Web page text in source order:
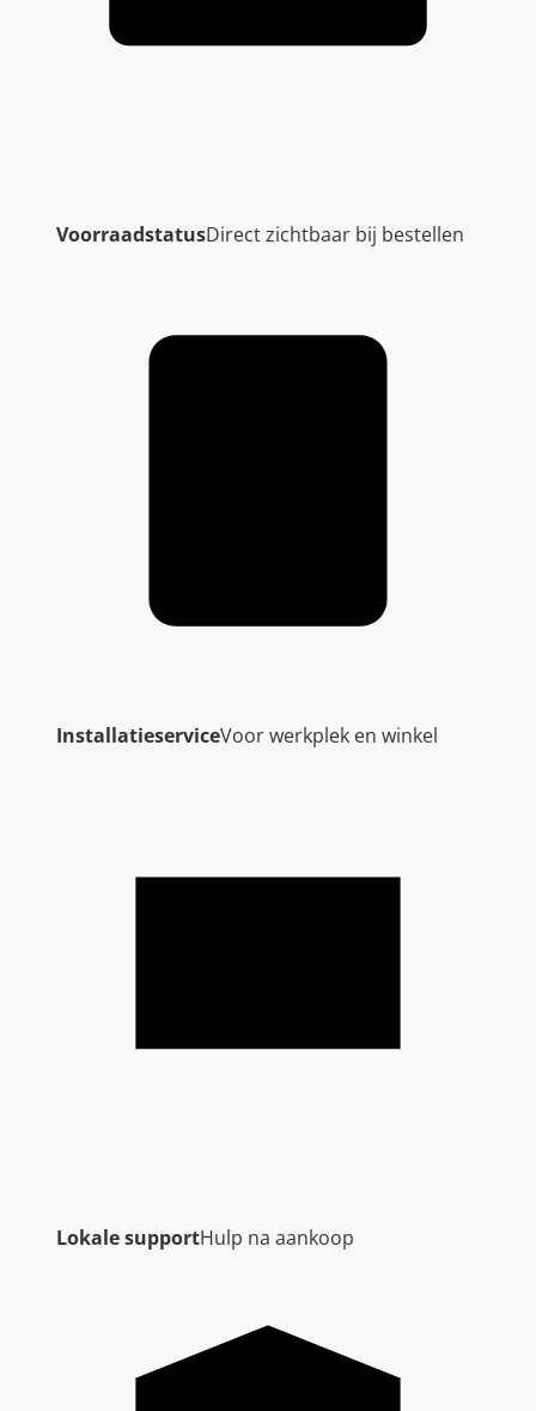
VoorraadstatusDirect zichtbaar bij bestellen
InstallatieserviceVoor werkplek en winkel
Lokale supportHulp na aankoop